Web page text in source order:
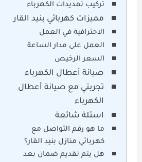
تركيب تمديدات الكهرباء
مميزات كهربائي بنيد القار
الاحترافية في العمل
العمل على مدار الساعة
السعر الرخيص
صيانة أعطال الكهرباء
تجربتي مع صيانة أعطال
الكهرباء
اسئلة شائعة
ما هو رقم التواصل مع
كهربائي منازل بنيد القار؟
هل يتم تقديم ضمان بعد